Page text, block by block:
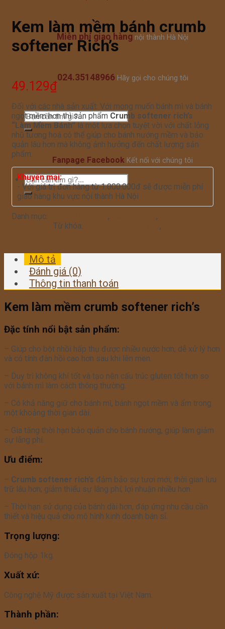
Miễn phí giao hàng nội thành Hà Nội
024.35148966 Hãy gọi cho chúng tôi
Fanpage Facebook Kết nối với chúng tôi
Kem làm mềm bánh crumb
softener Rich’s
49.129₫
Đối với các nhà sản xuất: Với mong muốn bánh mì và bánh
ngọt mềm hơn thì sản phẩm Crumb softener rich’s
“Làm Mềm Bánh”là một lựa chọn tuyệt vời với chất lỏng
nhũ tương hoá có thể giúp cho bánh nướng mềm và bảo
quản lâu hơn mà không ảnh hưởng đến chất lượng sản
phẩm.
Khuyến mại:
- Với giá trị đơn hàng từ 1.000.000đ sẽ được miễn phí
giao hàng khu vực nội thành Hà Nội
Danh mục: , ,
Từ khóa: ,
Mô tả
Đánh giá (0)
Thông tin thanh toán
Kem làm mềm crumb softener rich’s
Đặc tính nổi bật sản phẩm:
– Giúp cho bột nhồi hấp thụ được nhiều nước hơn, dễ xử lý hơn
và có tính đàn hồi cao hơn sau khi lên men.
– Duy trì không khí tốt và tạo nên cấu trúc gluten tốt hơn so
với bánh mì làm cách thông thường.
– Có khả năng giữ cho bánh mì, bánh ngọt mềm và ẩm trong
một khoảng thời gian dài.
– Gia tăng thời hạn bảo quản cho bánh nướng, giúp làm giảm
sự lãng phí.
Ưu điểm:
– Crumb softener rich’s đảm bảo sự tươi mới; thời gian lưu
trữ lâu hơn; giảm thiểu sự lãng phí; lợi nhuận nhiều hơn.
– Thời hạn sử dụng của bánh dài hơn, đáp ứng nhu cầu cần
thiết và hiệu quả cho mô hình kinh doanh bán sỉ.
Trọng lượng:
Đóng hộp 1kg.
Xuất xứ:
Công nghệ Mỹ được sản xuất tại Việt Nam.
Thành phần: